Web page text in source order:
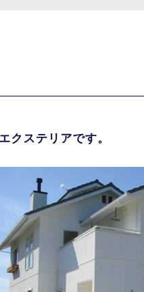
クステリアです。